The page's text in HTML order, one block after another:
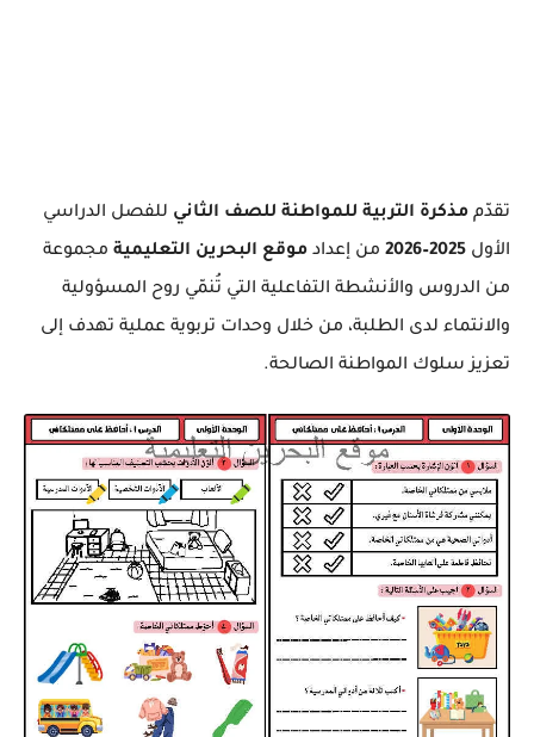
تقدّم مذكرة التربية للمواطنة للصف الثاني للفصل الدراسي
الأول 2025–2026 من إعداد موقع البحرين التعليمية مجموعة
من الدروس والأنشطة التفاعلية التي تُنمّي روح المسؤولية
والانتماء لدى الطلبة، من خلال وحدات تربوية عملية تهدف إلى
تعزيز سلوك المواطنة الصالحة.